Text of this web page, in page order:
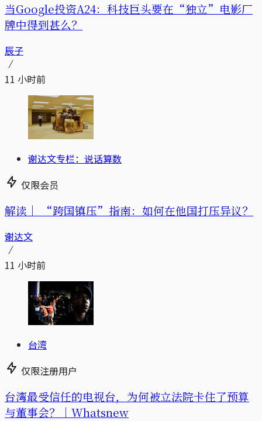
当Google投资A24：科技巨头要在“独立”电影厂
牌中得到甚么？
辰子
11 小时前
谢达文专栏：说话算数
仅限会员
解读｜ “跨国镇压”指南：如何在他国打压异议？
谢达文
11 小时前
台湾
仅限注册用户
台湾最受信任的电视台，为何被立法院卡住了预算
与董事会？｜Whatsnew